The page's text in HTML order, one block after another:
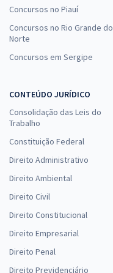
Concursos no Piauí
Concursos no Rio Grande do
Norte
Concursos em Sergipe
CONTEÚDO JURÍDICO
Consolidação das Leis do
Trabalho
Constituição Federal
Direito Administrativo
Direito Ambiental
Direito Civil
Direito Constitucional
Direito Empresarial
Direito Penal
Direito Previdenciário